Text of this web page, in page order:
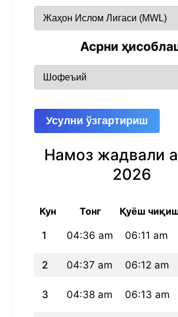
Асрни
Усулни ўзгартириш
Намоз жадвали
2026
Кун Тонг Қуёш
1 04:36 am 06:11 am
2 04:37 am 06:12 am
3 04:38 am 06:13 am